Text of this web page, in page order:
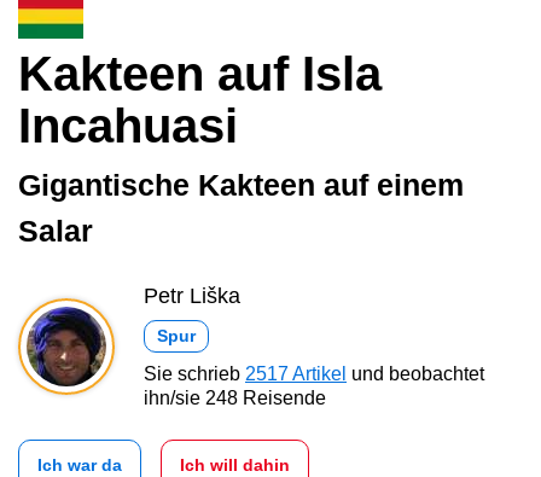
Kakteen auf Isla
Incahuasi
Gigantische Kakteen auf einem
Salar
Petr Liška
Spur
Sie schrieb 2517 Artikel und beobachtet
ihn/sie 248 Reisende
Ich war da Ich will dahin